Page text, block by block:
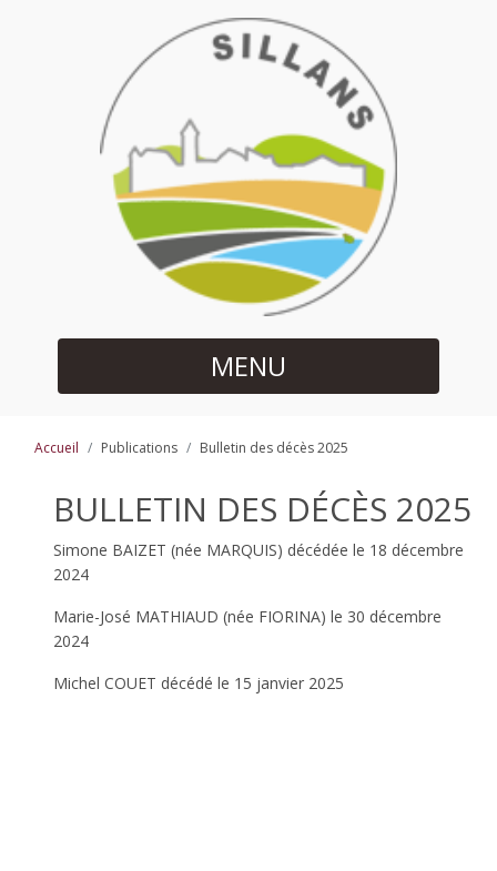
MENU
Accueil Publications Bulletin des décès 2025
BULLETIN DES DÉCÈS 2025
Simone BAIZET (née MARQUIS) décédée le 18 décembre
2024
Marie-José MATHIAUD (née FIORINA) le 30 décembre
2024
Michel COUET décédé le 15 janvier 2025